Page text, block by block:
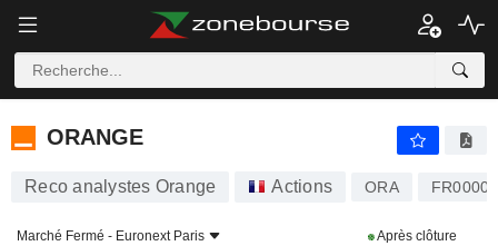
ORANGE
ORANGE
Reco analystes Orange Actions ORA
Marché Fermé - Euronext Paris
Après clôture